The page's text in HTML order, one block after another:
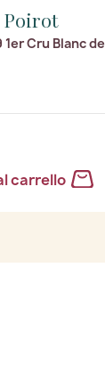
Poirot
Cru Blanc de
carrello